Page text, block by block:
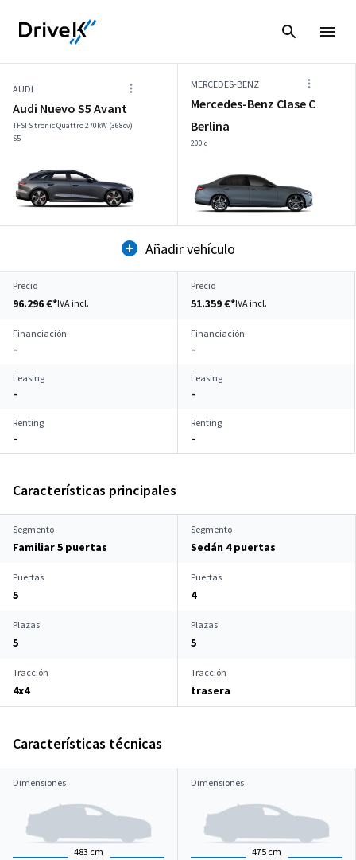
AUDI
Audi Nuevo S5 Avant
TFSI S tronic Quattro 270kW (368cv)
S5
MERCEDES-BENZ
Mercedes-Benz Clase C
Berlina
200 d
Añadir vehículo
Precio
96.296 €*IVA incl.
Precio
51.359 €*IVA incl.
Financiación
–
Financiación
–
Leasing
–
Leasing
–
Renting
–
Renting
–
Características principales
Segmento
Familiar 5 puertas
Segmento
Sedán 4 puertas
Puertas
5
Puertas
4
Plazas
5
Plazas
5
Tracción
4x4
Tracción
trasera
Características técnicas
Dimensiones
483 cm
Dimensiones
475 cm